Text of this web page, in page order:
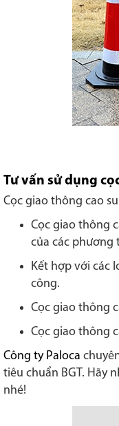
Tư vấn sử dụng
Cọc giao thông cao
Cọc giao thông
của các phương
Kết hợp với các
công.
Cọc giao thông
Cọc giao thông
Công ty Paloca
tiêu chuẩn BGT. Hãy
nhé!